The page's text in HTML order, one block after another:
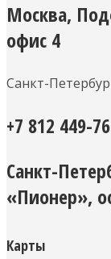
Москва,
офис 4
Санкт-
+7 812 449-
Санкт-
«Пионер»,
Карты